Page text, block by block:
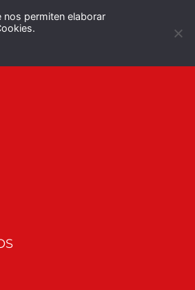
permiten elaborar
Español English